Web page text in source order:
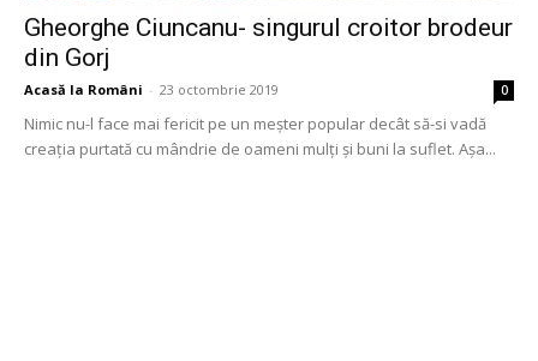
Gheorghe Ciuncanu- singurul croitor brodeur
din Gorj
Acasă la Români - 23 octombrie 2019 0
Nimic nu-l face mai fericit pe un meșter popular decât să-si vadă
creația purtată cu mândrie de oameni mulți și buni la suflet. Așa...